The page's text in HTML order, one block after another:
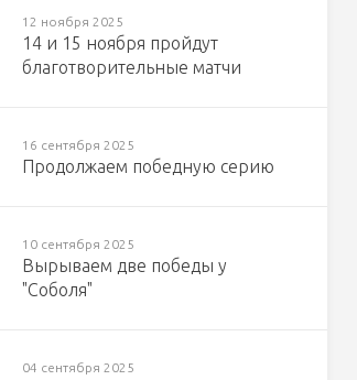
12 ноября 2025
14 и 15 ноября пройдут
благотворительные матчи
16 сентября 2025
Продолжаем победную серию
10 сентября 2025
Вырываем две победы у
"Соболя"
04 сентября 2025